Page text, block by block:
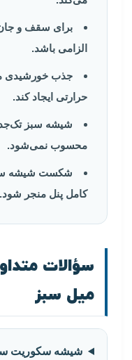
برای سقف و
الزامی باشد.
جذب خورشیدی
حرارتی ایجاد کند.
محسوب نمی‌شود.
شکست شیشه
کامل پنل منجر شود.
میل سبز
شیشه سکوریت